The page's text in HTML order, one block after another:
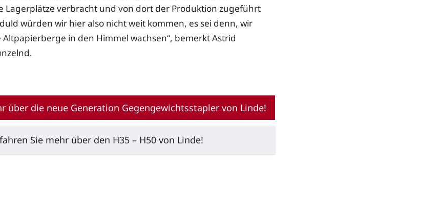
Lagerplätze verbracht und von dort der Produktion zugeführt
würden wir hier also nicht weit kommen, es sei denn, wir
Altpapierberge in den Himmel wachsen“, bemerkt Astrid
über die neue Generation Gegengewichtsstapler von Linde!
Sie mehr über den H35 – H50 von Linde!